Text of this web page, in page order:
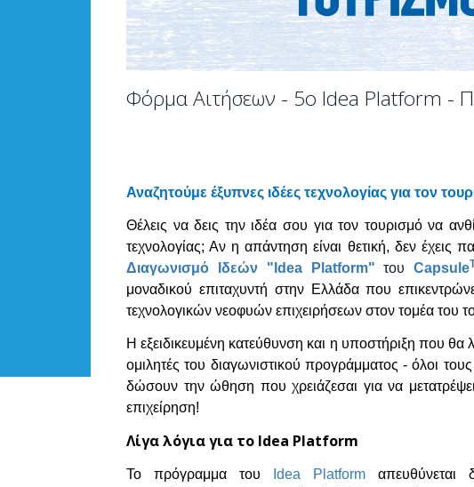
Φόρμα Αιτήσεων - 5ο Idea Platform -
Αναζητούμε έξυπνες ιδέες τεχνολογίας για τον
Θέλεις να δεις την ιδέα σου για τον τουρισμό να
τεχνολογίας; Αν η απάντηση είναι θετική, δεν έχεις
Διαγωνισμό Ιδεών "Idea Platform"
τουCapsule
μοναδικού επιταχυντή στην Ελλάδα που
τεχνολογικών νεοφυών επιχειρήσεων στον τομέα του
Η εξειδικευμένη κατεύθυνση και η υποστήριξη που
ομιλητές του διαγωνιστικού προγράμματος - όλοι
δώσουν την ώθηση που χρειάζεσαι για να
επιχείρηση!
Λίγα λόγια για το Idea Platform
Το πρόγραμμα του Idea Platform απευθύνεται